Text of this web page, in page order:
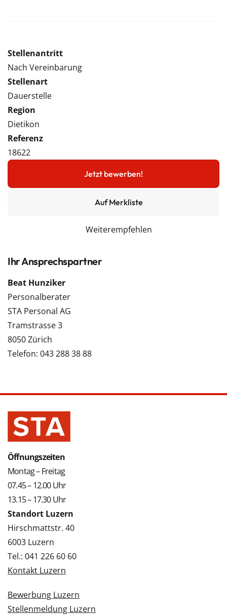
Stellenantritt
Nach Vereinbarung
Stellenart
Dauerstelle
Region
Dietikon
Referenz
18622
Jetzt bewerben!
Auf Merkliste
Weiterempfehlen
Ihr Ansprechspartner
Beat Hunziker
Personalberater
STA Personal AG
Tramstrasse 3
8050 Zürich
Telefon: 043 288 38 88
Öffnungszeiten
Montag – Freitag
07.45 – 12.00 Uhr
13.15 – 17.30 Uhr
Standort Luzern
Hirschmattstr. 40
6003 Luzern
Tel.: 041 226 60 60
Kontakt Luzern
Bewerbung Luzern
Stellenmeldung Luzern